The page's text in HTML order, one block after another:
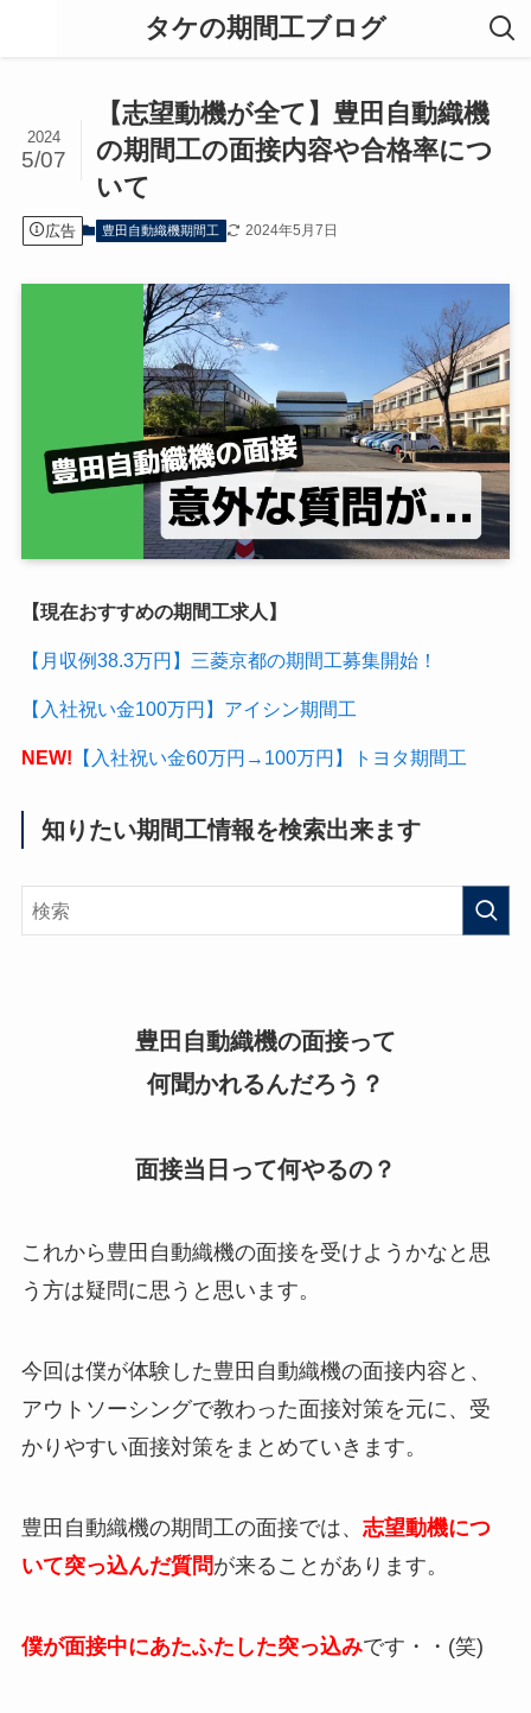
タケの期間工ブログ
【志望動機が全て】豊田自動織機
の期間工の面接内容や合格率につ
いて
2024
5/07
広告 豊田自動織機期間工 2024年5月7日
【現在おすすめの期間工求人】
【月収例38.3万円】三菱京都の期間工募集開始！
【入社祝い金100万円】アイシン期間工
NEW! 【入社祝い金60万円→100万円】トヨタ期間工
知りたい期間工情報を検索出来ます
豊田自動織機の面接って
何聞かれるんだろう？
面接当日って何やるの？
これから豊田自動織機の面接を受けようかなと思
う方は疑問に思うと思います。
今回は僕が体験した豊田自動織機の面接内容と、
アウトソーシングで教わった面接対策を元に、受
かりやすい面接対策をまとめていきます。
豊田自動織機の期間工の面接では、 志望動機につ
いて突っ込んだ質問が来ることがあります。
僕が面接中にあたふたした突っ込みです・・(笑)